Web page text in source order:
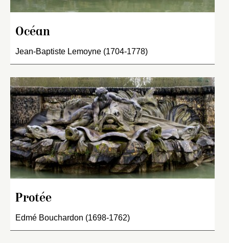
Océan
Jean-Baptiste Lemoyne (1704-1778)
Protée
Edmé Bouchardon (1698-1762)